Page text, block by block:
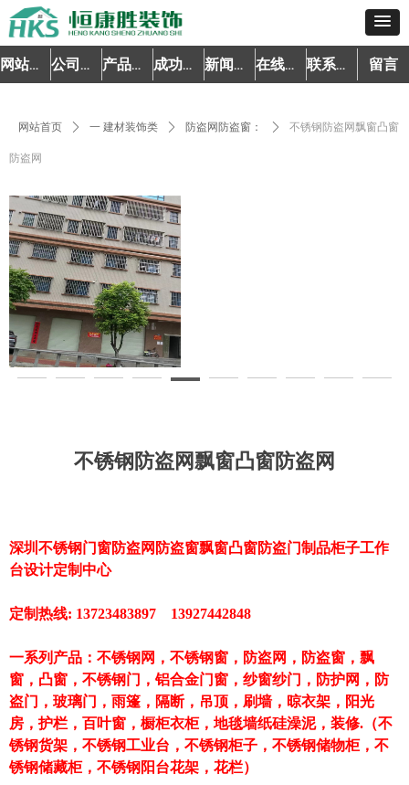
网站首页 公司简介 产品中心 成功案例 新闻资讯 在线预约 联系我们 留言
网站首页 ꄲ 一 建材装饰类 ꄲ 防盗网防盗窗： ꄲ 不锈钢防盗网飘窗凸窗
防盗网
不锈钢防盗网飘窗凸窗防盗网
深圳不锈钢门窗防盗网防盗窗飘窗凸窗防盗门制品柜子工作
台设计定制中心
定制热线: 13723483897 13927442848
一系列产品：不锈钢网，不锈钢窗，防盗网，防盗窗，飘
窗，凸窗，不锈钢门，铝合金门窗，纱窗纱门，防护网，防
盗门，玻璃门，雨篷，隔断，吊顶，刷墙，晾衣架，阳光
房，护栏，百叶窗，橱柜衣柜，地毯墙纸硅澡泥，装修. （不
锈钢货架，不锈钢工业台，不锈钢柜子，不锈钢储物柜，不
锈钢储藏柜，不锈钢阳台花架，花栏）